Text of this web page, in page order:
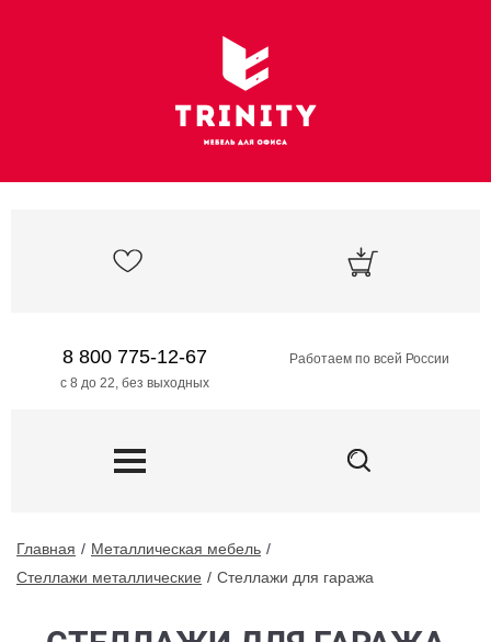
8 800 775-12-67
с 8 до 22, без выходных
Работаем по всей России
Главная
Металлическая мебель
Стеллажи металлические
Стеллажи для гаража